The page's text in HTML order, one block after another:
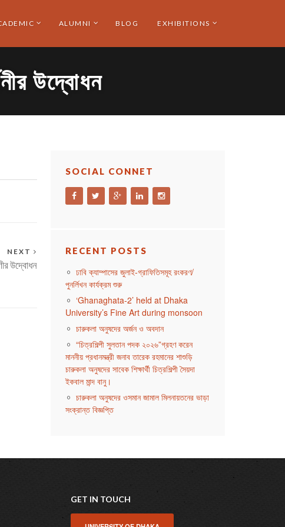
ALUMNI BLOG EXHIBITIONS
উদ্বোধন
NEXT
উদ্বোধন
SOCIAL CONNET
RECENT POSTS
ঢাবি ক্যাম্পাসের জুলাই-গ্রাফিতিসমূহ রংকরণ/
পুনর্লিখন কার্যক্রম শুরু
‘Ghanaghata-2’ held at Dhaka
University’s Fine Art during monsoon
চারুকলা অনুষদের অর্জন ও অবদান
“চিত্রশিল্পী সুলতান পদক ২০২৬”গ্রহণ করেন
মাননীয় প্রধানমন্ত্রী জনাব তারেক রহমানের শাশুড়ি
চারুকলা অনুষদের সাবেক শিক্ষার্থী চিত্রশিল্পী সৈয়দা
ইকবাল মান্দ বানু।
চারুকলা অনুষদের ওসমান জামাল মিলনায়তনের ভাড়া
সংক্রান্ত বিজ্ঞপ্তি
GET IN TOUCH